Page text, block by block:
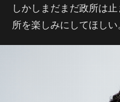
しかしまだまだ政所は
所を楽しみにしてほしい。